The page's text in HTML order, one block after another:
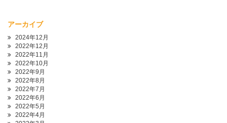
アーカイブ
2024年12月
2022年12月
2022年11月
2022年10月
2022年9月
2022年8月
2022年7月
2022年6月
2022年5月
2022年4月